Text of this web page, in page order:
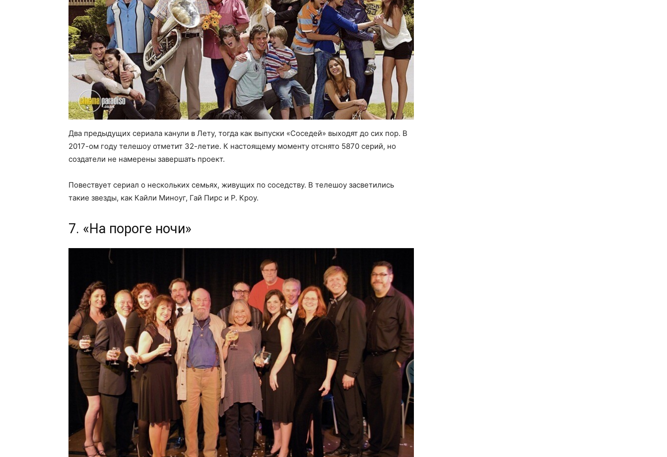
Два предыдущих сериала канули в Лету, тогда как выпуски «Соседей» выходят до сих пор. В
2017-ом году телешоу отметит 32-летие. К настоящему моменту отснято 5870 серий, но
создатели не намерены завершать проект.
Повествует сериал о нескольких семьях, живущих по соседству. В телешоу засветились
такие звезды, как Кайли Миноуг, Гай Пирс и Р. Кроу.
7. «На пороге ночи»